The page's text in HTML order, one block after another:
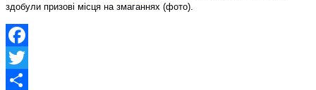
здобули призові місця на змаганнях (фото).
Facebook
Twitter